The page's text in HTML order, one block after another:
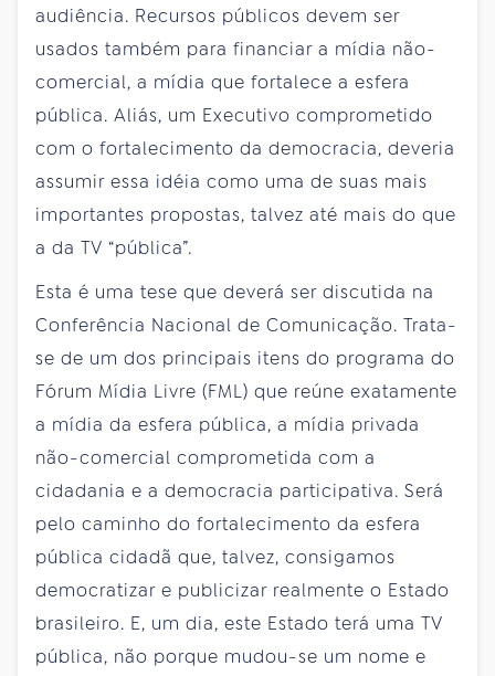
audiência. Recursos públicos devem ser
usados também para financiar a mídia não-
comercial, a mídia que fortalece a esfera
pública. Aliás, um Executivo comprometido
com o fortalecimento da democracia, deveria
assumir essa idéia como uma de suas mais
importantes propostas, talvez até mais do que
a da TV “pública”.
Esta é uma tese que deverá ser discutida na
Conferência Nacional de Comunicação. Trata-
se de um dos principais itens do programa do
Fórum Mídia Livre (FML) que reúne exatamente
a mídia da esfera pública, a mídia privada
não-comercial comprometida com a
cidadania e a democracia participativa. Será
pelo caminho do fortalecimento da esfera
pública cidadã que, talvez, consigamos
democratizar e publicizar realmente o Estado
brasileiro. E, um dia, este Estado terá uma TV
pública, não porque mudou-se um nome e